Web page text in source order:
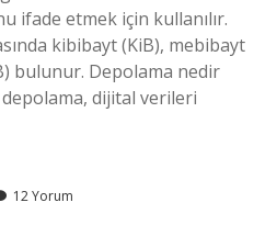
ifade etmek için kullanılır.
kibibayt (KiB), mebibayt
bulunur. Depolama nedir
dijital verileri
12 Yorum